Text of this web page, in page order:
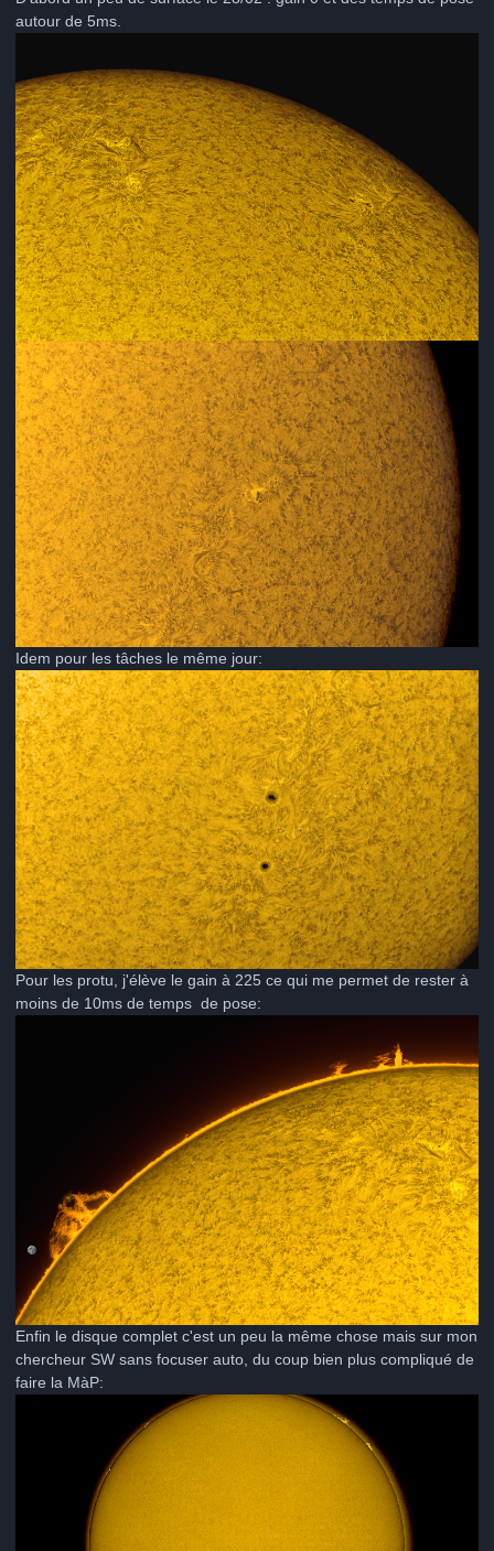
autour de 5ms.
Idem pour les tâches le même jour:
Pour les protu, j'élève le gain à 225 ce qui me permet de rester à
moins de 10ms de temps de pose:
Enfin le disque complet c'est un peu la même chose mais sur mon
chercheur SW sans focuser auto, du coup bien plus compliqué de
faire la MàP: